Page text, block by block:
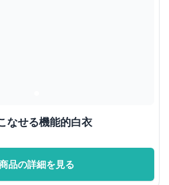
なせる機能的白衣
品の詳細を見る